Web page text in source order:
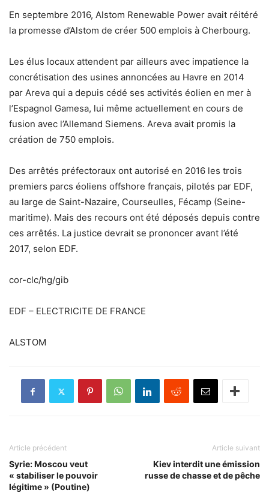
En septembre 2016, Alstom Renewable Power avait réitéré
la promesse d’Alstom de créer 500 emplois à Cherbourg.
Les élus locaux attendent par ailleurs avec impatience la
concrétisation des usines annoncées au Havre en 2014
par Areva qui a depuis cédé ses activités éolien en mer à
l’Espagnol Gamesa, lui même actuellement en cours de
fusion avec l’Allemand Siemens. Areva avait promis la
création de 750 emplois.
Des arrêtés préfectoraux ont autorisé en 2016 les trois
premiers parcs éoliens offshore français, pilotés par EDF,
au large de Saint-Nazaire, Courseulles, Fécamp (Seine-
maritime). Mais des recours ont été déposés depuis contre
ces arrêtés. La justice devrait se prononcer avant l’été
2017, selon EDF.
cor-clc/hg/gib
EDF – ELECTRICITE DE FRANCE
ALSTOM
Article précédent
Syrie: Moscou veut
« stabiliser le pouvoir
légitime » (Poutine)
Article suivant
Kiev interdit une émission
russe de chasse et de pêche